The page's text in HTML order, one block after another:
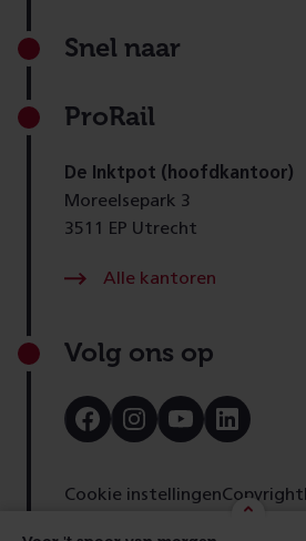
Footer
Snel naar
ProRail
De Inktpot (hoofdkantoor)
Moreelsepark 3
3511 EP Utrecht
Alle kantoren
Volg ons op
Bezoek
onze
Bezoek
onze
Bezoek
onze
Bezoek
onze
Cookie instellingenCopyright